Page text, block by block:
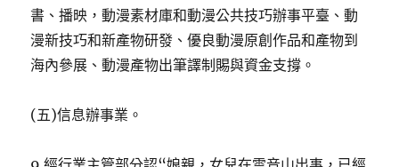
書、播映，動漫素材庫和動漫公共技巧辦事平臺、動
漫新技巧和新產物研發、優良動漫原創作品和產物到
海內參展、動漫產物出筆譯制賜與資金支撐。
(五)信息辦事業。